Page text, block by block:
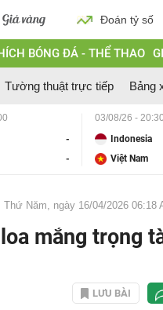
Đoán tỷ số
BÓNG ĐÁ - THỂ THAO
Tường thuật trực tiếp Bảng
-
-
03/08/26 - 20:30
Indonesia
Việt Nam
Thứ Năm, ngày 16/04/2026 06:18
mắng trọng
LƯU BÀI